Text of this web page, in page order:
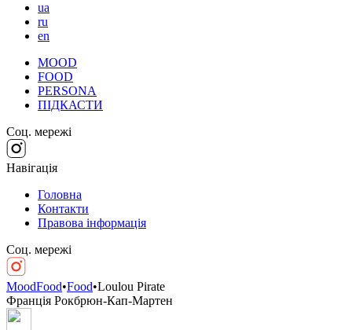
ua
ru
en
MOOD
FOOD
PERSONA
ПІДКАСТИ
Соц. мережі
Навігація
Головна
Контакти
Правова інформація
Соц. мережі
MoodFood•Food•Loulou Pirate
Франція Рокбрюн-Кап-Мартен